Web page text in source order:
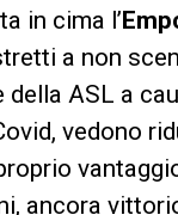
in cima l’
a non
della ASL a
vedono
ancora